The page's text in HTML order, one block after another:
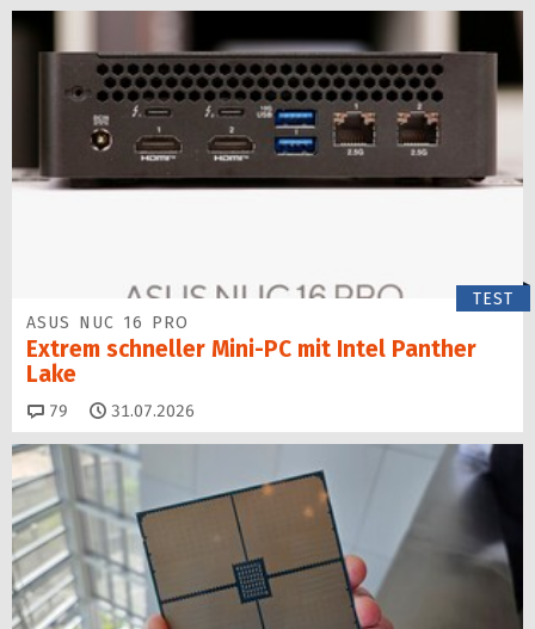
TEST
ASUS NUC 16 PRO
Extrem schneller Mini-PC mit Intel Panther
Lake
79 Kommentare
31.07.2026